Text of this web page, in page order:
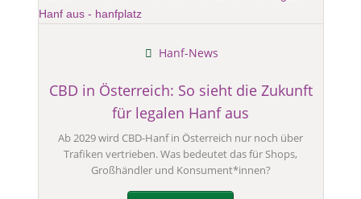
CBD in Österreich: So sieht die Zukunft
für legalen Hanf aus
Hanf-News
Ab 2029 wird CBD-Hanf in Österreich nur noch über
Trafiken vertrieben. Was bedeutet das für Shops,
Großhändler und Konsument*innen?